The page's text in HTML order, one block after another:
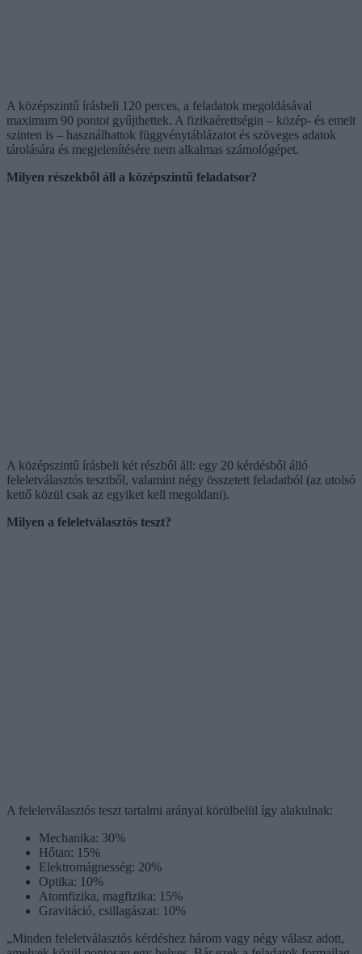
A középszintű írásbeli 120 perces, a feladatok megoldásával
maximum 90 pontot gyűjthettek. A fizikaérettségin – közép- és emelt
szinten is – használhattok függvénytáblázatot és szöveges adatok
tárolására és megjelenítésére nem alkalmas számológépet.
Milyen részekből áll a középszintű feladatsor?
A középszintű írásbeli két részből áll: egy 20 kérdésből álló
feleletválasztós tesztből, valamint négy összetett feladatból (az utolsó
kettő közül csak az egyiket kell megoldani).
Milyen a feleletválasztós teszt?
A feleletválasztós teszt tartalmi arányai körülbelül így alakulnak:
Mechanika: 30%
Hőtan: 15%
Elektromágnesség: 20%
Optika: 10%
Atomfizika, magfizika: 15%
Gravitáció, csillagászat: 10%
„Minden feleletválasztós kérdéshez három vagy négy válasz adott,